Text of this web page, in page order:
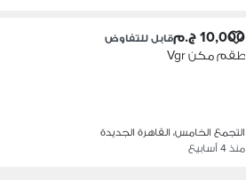
10,000 ج.م قابل للتفاوض
طقم مكن Vgr
التجمع الخامس، القاهرة الجديدة
منذ 4 أسابيع